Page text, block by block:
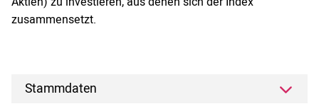
zusammensetzt.
Stammdaten